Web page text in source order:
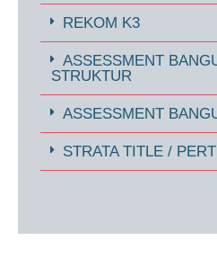
REKOM K3
ASSESSMENT
STRUKTUR
ASSESSMENT
STRATA TITLE /